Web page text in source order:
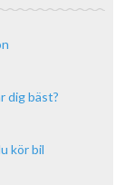
dig bäst?
kör bil